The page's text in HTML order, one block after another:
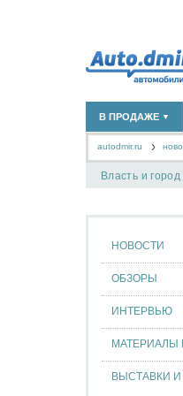
В ПРОДАЖЕ ▼
НОВЫЕ
АВТОМОБИЛИ
autodmir.ru
Власть и город
НОВОСТИ
ОБЗОРЫ
ИНТЕРВЬЮ
МАТЕРИАЛЫ
ВЫСТАВКИ